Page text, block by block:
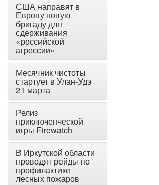
США направят в
Европу новую
бригаду для
сдерживания
«российской
агрессии»
Месячник чистоты
стартует в Улан-Удэ
21 марта
Релиз
приключенческой
игры Firewatch
В Иркутской области
проводят рейды по
профилактике
лесных пожаров